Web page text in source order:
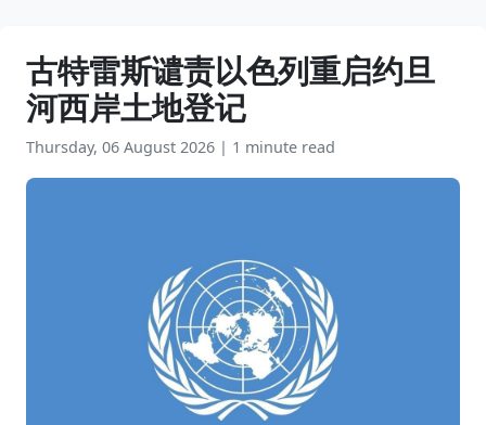
古特雷斯谴责以色列重启约旦
河西岸土地登记
Thursday, 06 August 2026 | 1 minute read